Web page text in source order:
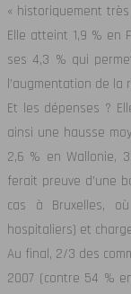
« historiquement
Elle atteint 1,9 % en
ses 4,3 % qui
l’augmentation de la
Et les dépenses ?
ainsi une hausse
2,6 % en Wallonie,
ferait preuve d’une
cas à Bruxelles,
hospitaliers) et
Au final, 2/3 des
2007 (contre 54 %